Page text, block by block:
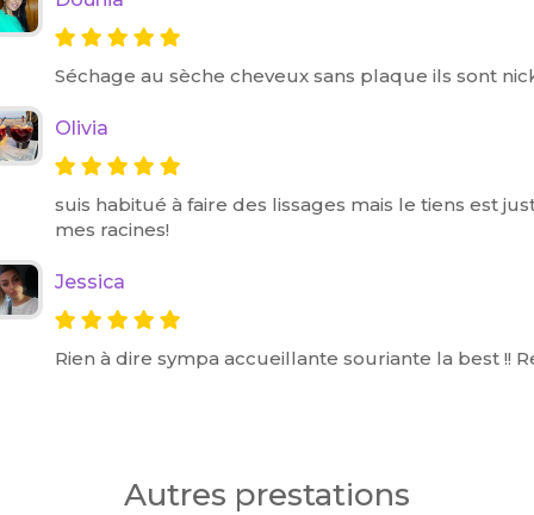
Séchage au sèche cheveux sans plaque ils sont
Olivia
suis habitué à faire des lissages mais le tiens est
mes racines!
Jessica
Rien à dire sympa accueillante souriante la best !!
Autres prestations